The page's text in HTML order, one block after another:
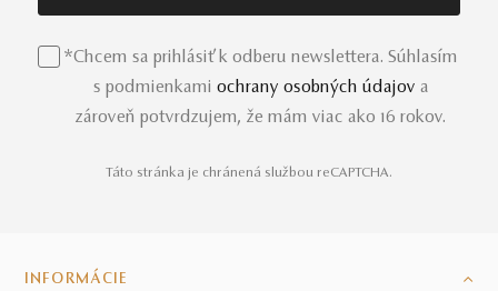
*Chcem sa prihlásiť k odberu newslettera. Súhlasím
s podmienkami ochrany osobných údajov a
zároveň potvrdzujem, že mám viac ako 16 rokov.
Táto stránka je chránená službou reCAPTCHA.
INFORMÁCIE